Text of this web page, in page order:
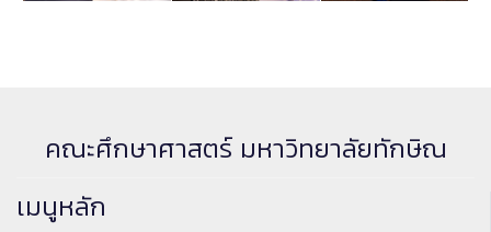
คณะศึกษาศาสตร์ มหาวิทยาลัยทักษิณ
เมนูหลัก